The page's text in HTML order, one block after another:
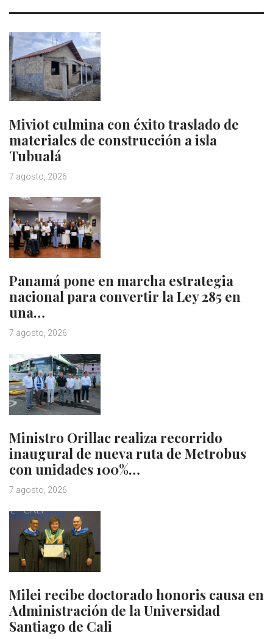
Miviot culmina con éxito traslado de
materiales de construcción a isla
Tubualá
7 agosto, 2026
Panamá pone en marcha estrategia
nacional para convertir la Ley 285 en
una…
7 agosto, 2026
Ministro Orillac realiza recorrido
inaugural de nueva ruta de Metrobus
con unidades 100%…
7 agosto, 2026
Milei recibe doctorado honoris causa en
Administración de la Universidad
Santiago de Cali